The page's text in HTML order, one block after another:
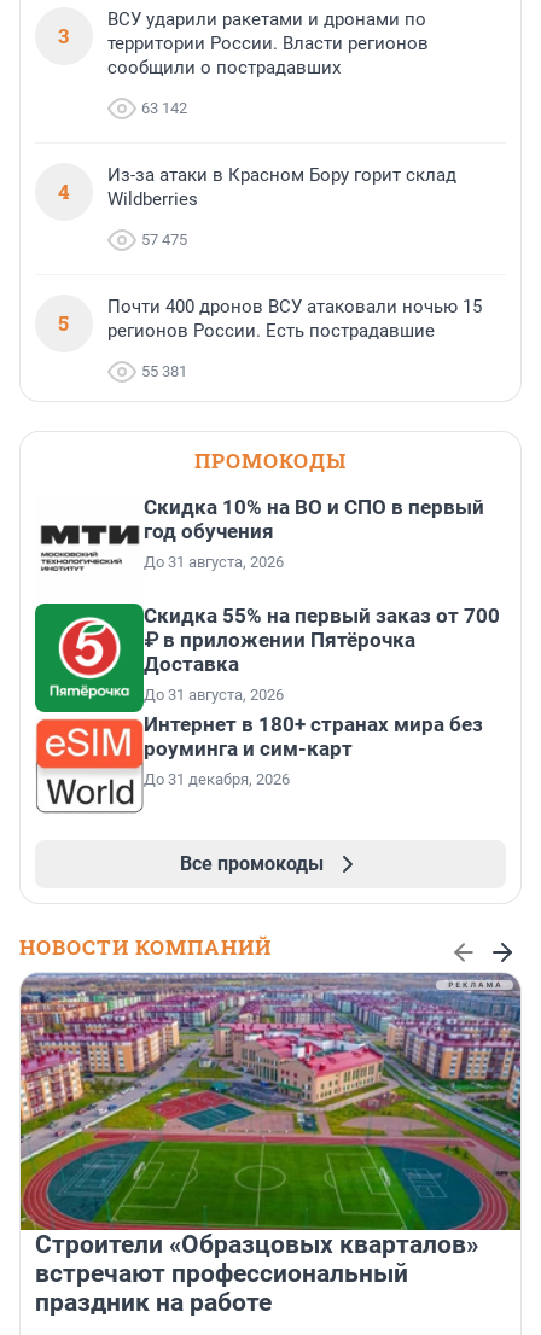
3
ВСУ ударили ракетами и дронами по
территории России. Власти регионов
сообщили о пострадавших
63 142
4
Из-за атаки в Красном Бору горит склад
Wildberries
57 475
5
Почти 400 дронов ВСУ атаковали ночью 15
регионов России. Есть пострадавшие
55 381
ПРОМОКОДЫ
Скидка 10% на ВО и СПО в первый
год обучения
До 31 августа, 2026
Скидка 55% на первый заказ от 700
₽ в приложении Пятёрочка
Доставка
До 31 августа, 2026
Интернет в 180+ странах мира без
роуминга и сим-карт
До 31 декабря, 2026
Все промокоды
НОВОСТИ КОМПАНИЙ
Строители «Образцовых кварталов»
встречают профессиональный
праздник на работе